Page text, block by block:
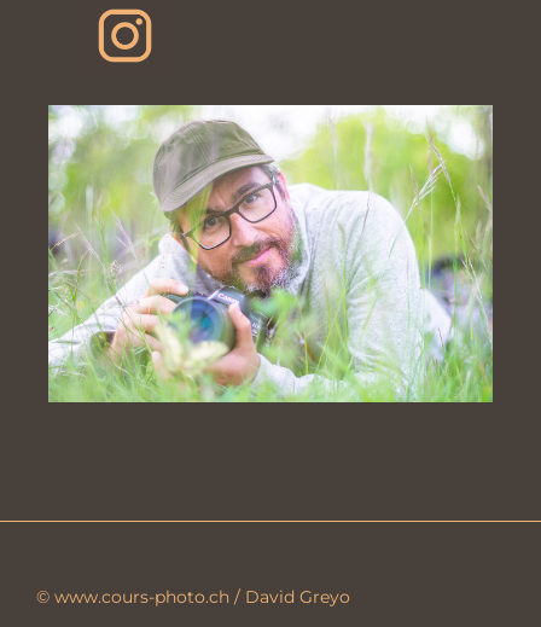
© www.cours-photo.ch / David Greyo